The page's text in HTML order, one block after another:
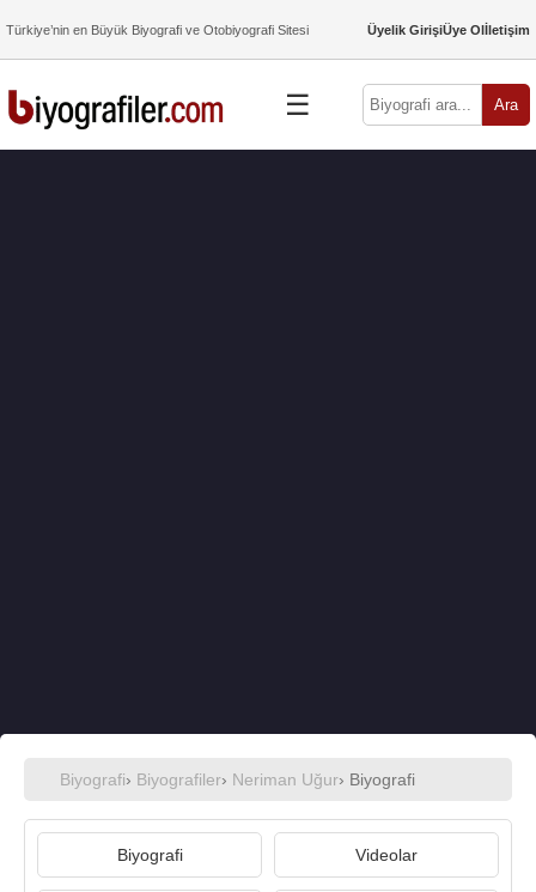
Türkiye’nin en Büyük Biyografi ve Otobiyografi Sitesi Üyelik GirişiÜye Olİletişim
☰ Ara
Biyografi› Biyografiler› Neriman Uğur› Biyografi
Biyografi Videolar